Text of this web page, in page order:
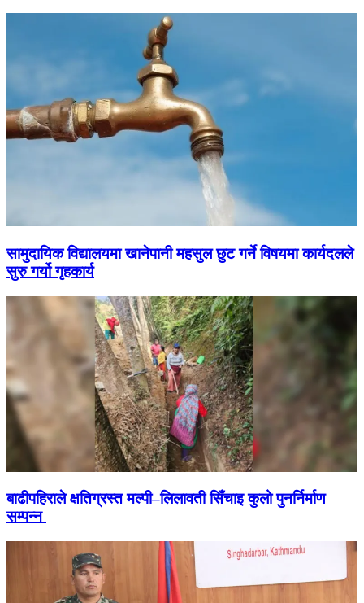
सामुदायिक विद्यालयमा खानेपानी महसुल छुट गर्ने विषयमा कार्यदलले
सुरु गर्यो गृहकार्य
बाढीपहिराले क्षतिग्रस्त मल्पी–लिलावती सिँचाइ कुलो पुनर्निर्माण
सम्पन्न